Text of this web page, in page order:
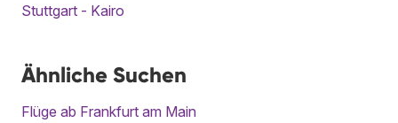
Stuttgart - Kairo
Ähnliche Suchen
Flüge ab Frankfurt am Main